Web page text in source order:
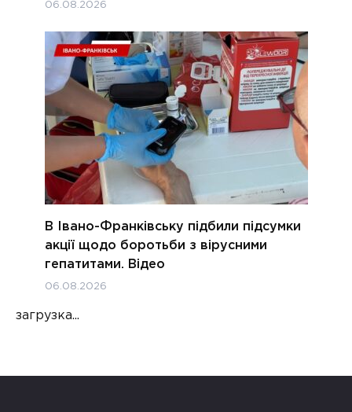
06.08.2026
В Івано-Франківську підбили підсумки
акції щодо боротьби з вірусними
гепатитами. Відео
06.08.2026
загрузка...